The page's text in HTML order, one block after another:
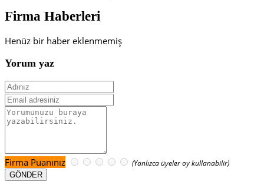
Firma Haberleri
Henüz bir haber eklenmemiş
Yorum yaz
Firma Puanınız (Yanlızca üyeler oy kullanabilir)